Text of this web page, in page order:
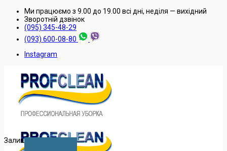
Ми працюємо з 9.00 до 19.00 всі дні, неділя — вихідний
Зворотнiй дзвiнок
(095) 345-48-29
(093) 600-08-80
Instagram
Залишити заявку